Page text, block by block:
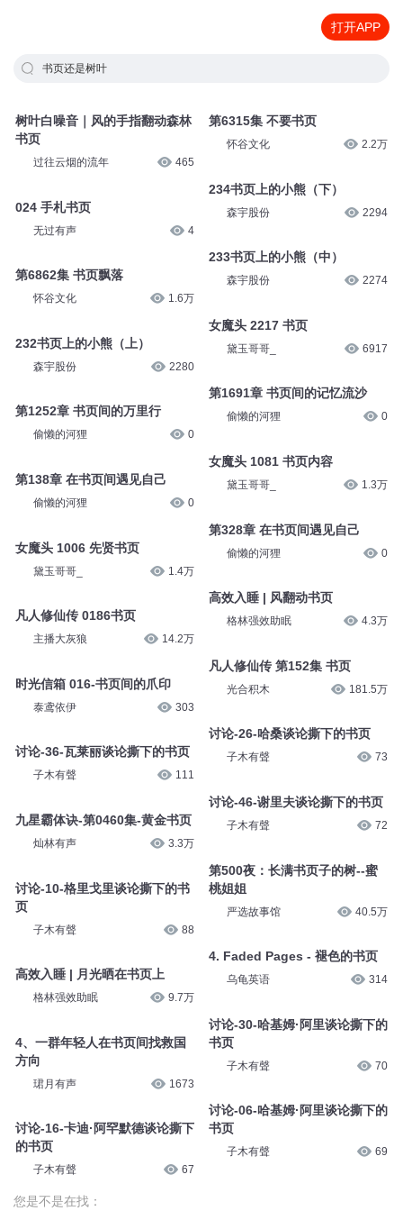
打开APP
书页还是树叶
树叶白噪音｜风的手指翻动森林
书页
过往云烟的流年 465
024 手札书页
无过有声 4
第6862集 书页飘落
怀谷文化 1.6万
232书页上的小熊（上）
森宇股份 2280
第1252章 书页间的万里行
偷懒的河狸 0
第138章 在书页间遇见自己
偷懒的河狸 0
女魔头 1006 先贤书页
黛玉哥哥_ 1.4万
凡人修仙传 0186书页
主播大灰狼 14.2万
时光信箱 016-书页间的爪印
泰鸢依伊 303
讨论-36-瓦莱丽谈论撕下的书页
子木有聲 111
九星霸体诀-第0460集-黄金书页
灿林有声 3.3万
讨论-10-格里戈里谈论撕下的书
页
子木有聲 88
高效入睡 | 月光晒在书页上
格林强效助眠 9.7万
4、一群年轻人在书页间找救国
方向
珺月有声 1673
讨论-16-卡迪·阿罕默德谈论撕下
的书页
子木有聲 67
第6315集 不要书页
怀谷文化 2.2万
234书页上的小熊（下）
森宇股份 2294
233书页上的小熊（中）
森宇股份 2274
女魔头 2217 书页
黛玉哥哥_ 6917
第1691章 书页间的记忆流沙
偷懒的河狸 0
女魔头 1081 书页内容
黛玉哥哥_ 1.3万
第328章 在书页间遇见自己
偷懒的河狸 0
高效入睡 | 风翻动书页
格林强效助眠 4.3万
凡人修仙传 第152集 书页
光合积木 181.5万
讨论-26-哈桑谈论撕下的书页
子木有聲 73
讨论-46-谢里夫谈论撕下的书页
子木有聲 72
第500夜：长满书页子的树--蜜
桃姐姐
严选故事馆 40.5万
4. Faded Pages - 褪色的书页
乌龟英语 314
讨论-30-哈基姆·阿里谈论撕下的
书页
子木有聲 70
讨论-06-哈基姆·阿里谈论撕下的
书页
子木有聲 69
您是不是在找：